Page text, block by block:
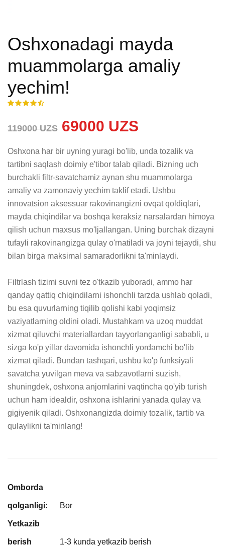
Oshxonadagi mayda
muammolarga amaliy
yechim!
119000 UZS 69000 UZS
Oshxona har bir uyning yuragi bo'lib, unda tozalik va
tartibni saqlash doimiy e'tibor talab qiladi. Bizning uch
burchakli filtr-savatchamiz aynan shu muammolarga
amaliy va zamonaviy yechim taklif etadi. Ushbu
innovatsion aksessuar rakovinangizni ovqat qoldiqlari,
mayda chiqindilar va boshqa keraksiz narsalardan himoya
qilish uchun maxsus mo'ljallangan. Uning burchak dizayni
tufayli rakovinangizga qulay o'rnatiladi va joyni tejaydi, shu
bilan birga maksimal samaradorlikni ta'minlaydi.
Filtrlash tizimi suvni tez o'tkazib yuboradi, ammo har
qanday qattiq chiqindilarni ishonchli tarzda ushlab qoladi,
bu esa quvurlarning tiqilib qolishi kabi yoqimsiz
vaziyatlarning oldini oladi. Mustahkam va uzoq muddat
xizmat qiluvchi materiallardan tayyorlanganligi sababli, u
sizga ko'p yillar davomida ishonchli yordamchi bo'lib
xizmat qiladi. Bundan tashqari, ushbu ko'p funksiyali
savatcha yuvilgan meva va sabzavotlarni suzish,
shuningdek, oshxona anjomlarini vaqtincha qo'yib turish
uchun ham idealdir, oshxona ishlarini yanada qulay va
gigiyenik qiladi. Oshxonangizda doimiy tozalik, tartib va
qulaylikni ta'minlang!
Omborda
qolganligi: Bor
Yetkazib
berish
1-3 kunda yetkazib berish